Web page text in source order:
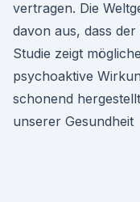
vertragen. Die
davon aus, dass
Studie zeigt
psychoaktive
schonend
unserer Gesundheit